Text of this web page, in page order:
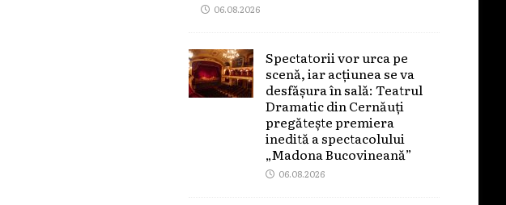
06.08.2026
Spectatorii vor urca pe
scenă, iar acțiunea se va
desfășura în sală: Teatrul
Dramatic din Cernăuți
pregătește premiera
inedită a spectacolului
„Madona Bucovineană”
06.08.2026